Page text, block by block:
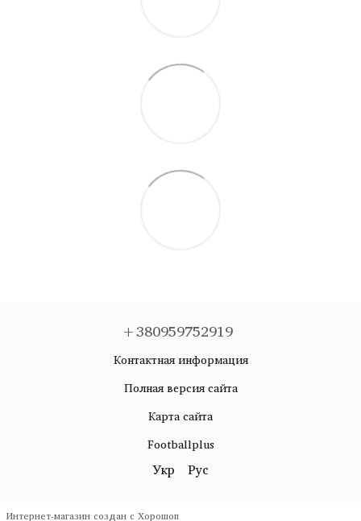
+380959752919
Контактная информация
Полная версия сайта
Карта сайта
Footballplus
Укр Рус
Интернет-магазин создан с Хорошоп